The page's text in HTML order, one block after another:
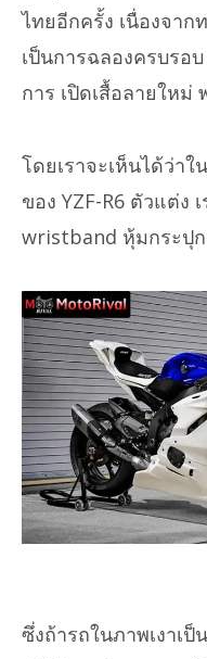
ไทยอีกครั้ง เนื่องจาก
เป็นการฉลองครบรอ
การ เปิดเสื้อลายใหม่
โดยเราจะเห็นได้ว่า
ของ YZF-R6 ตัวแต่ง
wristband หุ้มกระปุ
ซึ่งถ้ารถในภาพเงาเป็